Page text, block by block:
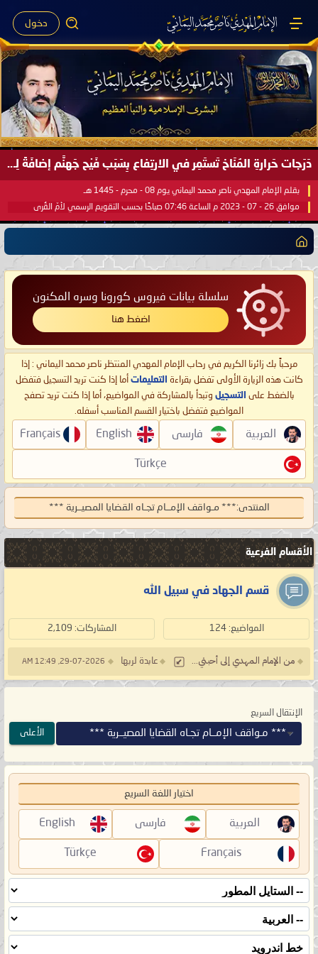
دخول
دَرَجات حَرارةِ المُنَاخ تَستَمِر في الارتِفاع بِسَبَب فَيْح جَهنَّم إضافَةً لِحرارةِ الشَّمس في مُحكَم القُرآن العَظيم ..
بقلم الإمام المهدي ناصر محمد اليماني يوم 08 - محرم - 1445 هـ
موافق 26 - 07 - 2023 م الساعة 07:46 صباحًا بحسب التقويم الرسمي لأمّ القُرى
سلسلة بيانات فيروس كورونا وسره المكنون
اضغط هنا
مرحباً بك زائرنا الكريم في رحاب الإمام المهدي المنتظر ناصر محمد اليماني : إذا
كانت هذه الزيارة الأولى تفضل بقراءة التعليمات أما إذا كنت تريد التسجيل فتفضل
بالضغط على التسجيل وتبدأ بالمشاركة في المواضيع، أما إذا كنت تريد تصفح
المواضيع فتفضل باختيار القسم المناسب أسفله.
العربية فارسی English
Français
Türkçe
المنتدى:*** مـواقف الإمــام تجـاه القضايا المصيــرية ***
الأقسام الفرعية
قسم الجهاد في سبيل الله
المواضيع: 124 المشاركات: 2,109
من الإمام المهدي إلى أحبتي... عابدة لربها 29-07-2026, 12:49 AM
الإنتقال السريع
*** مـواقف الإمــام تجـاه القضايا المصيــرية *** الأعلى
اختيار اللغة السريع
العربية فارسی English
Français
Türkçe